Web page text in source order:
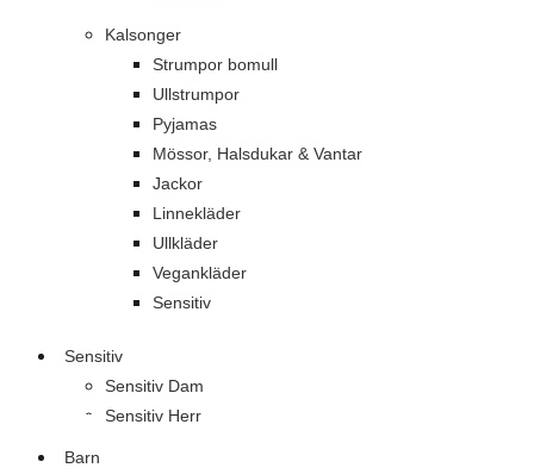
Kalsonger
Strumpor bomull
Ullstrumpor
Pyjamas
Mössor, Halsdukar & Vantar
Jackor
Linnekläder
Ullkläder
Vegankläder
Sensitiv
Sensitiv
Sensitiv Dam
Sensitiv Herr
Barn